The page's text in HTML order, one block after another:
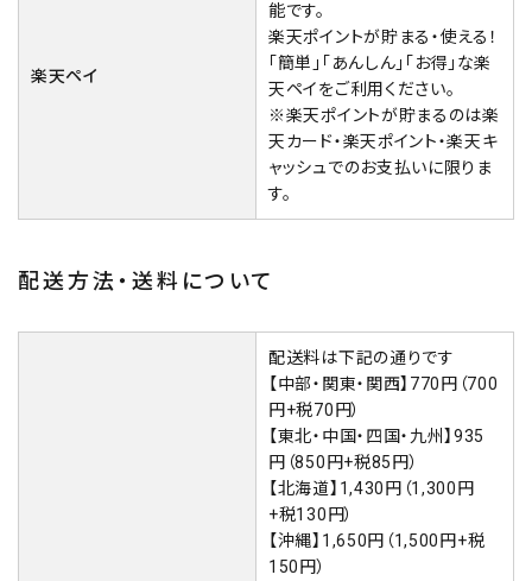
楽天ペイ
能です。
楽天ポイントが貯まる・使える！
「簡単」「あんしん」「お得」な楽
天ペイをご利用ください。
※楽天ポイントが貯まるのは楽
天カード・楽天ポイント・楽天キ
ャッシュでのお支払いに限りま
す。
配送方法・送料について
配送料は下記の通りです
【中部・関東・関西】770円（700
円+税70円）
【東北・中国・四国・九州】935
円（850円+税85円）
【北海道】1,430円（1,300円
+税130円）
【沖縄】1,650円（1,500円+税
150円）